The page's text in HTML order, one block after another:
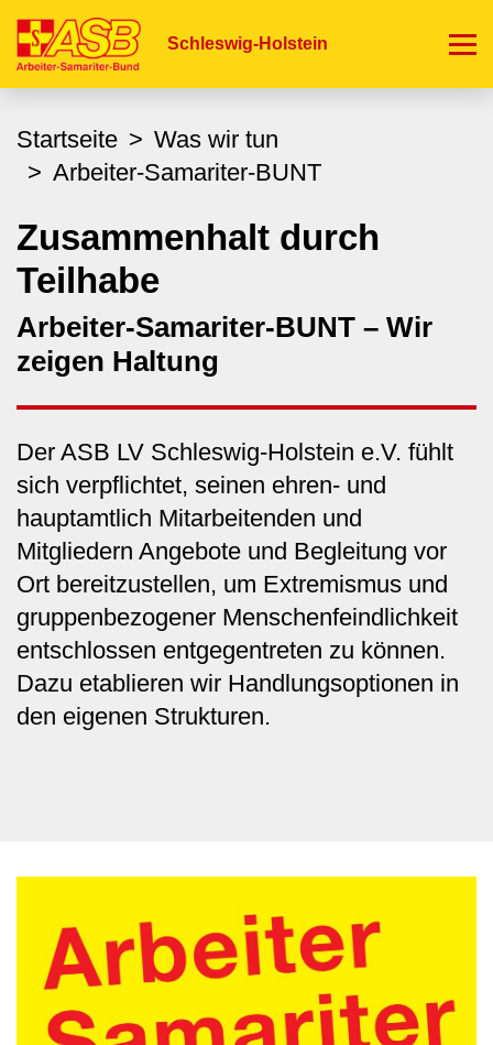
zum
Schleswig-Holstein
Startseite
Was wir tun
Arbeiter-Samariter-BUNT
Zusammenhalt durch
Teilhabe
Arbeiter-Samariter-BUNT – Wir
zeigen Haltung
Der ASB LV Schleswig-Holstein e.V. fühlt
sich verpflichtet, seinen ehren- und
hauptamtlich Mitarbeitenden und
Mitgliedern Angebote und Begleitung vor
Ort bereitzustellen, um Extremismus und
gruppenbezogener Menschenfeindlichkeit
entschlossen entgegentreten zu können.
Dazu etablieren wir Handlungsoptionen in
den eigenen Strukturen.